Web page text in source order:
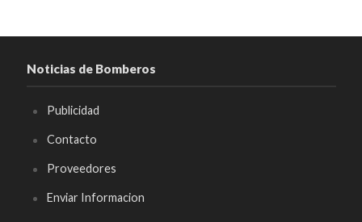
Noticias de Bomberos
Publicidad
Contacto
Proveedores
Enviar Informacion